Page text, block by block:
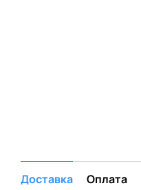
Доставка Оплата